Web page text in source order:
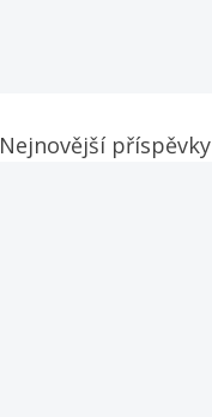
Nejnovější příspěvky